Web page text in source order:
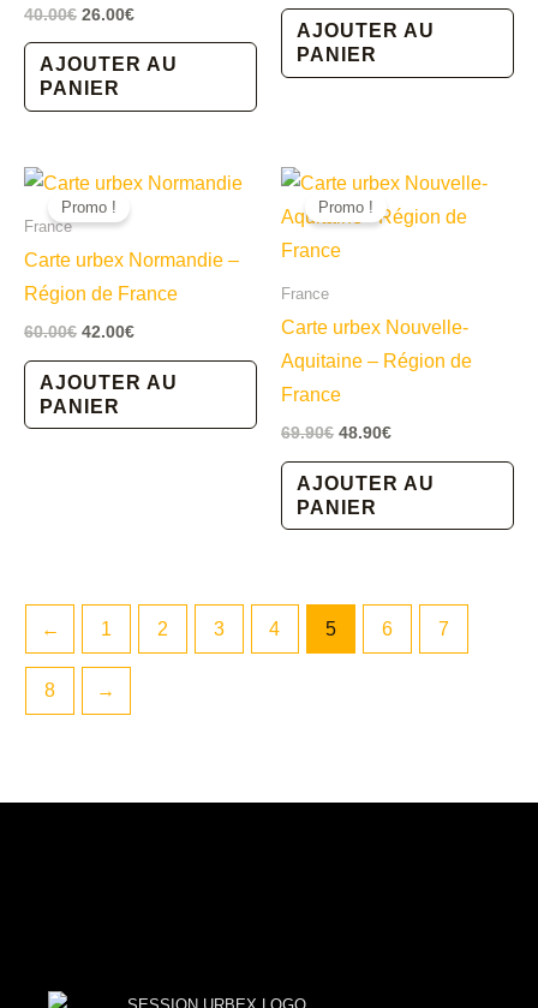
40.00€ Le
initial
était :
40.00€.
26.00€Le
actuel
AJOUTER AU
PANIER
AJOUTER AU
PANIER
Promo !
France
Carte urbex Normandie –
Région de France
60.00€ Le
initial
était :
60.00€.
42.00€Le
actuel
est :
AJOUTER AU
PANIER
Promo !
France
Carte urbex Nouvelle-
Aquitaine – Région de
France
69.90€ Le
initial
était :
69.90€.
48.90€Le
actuel
est :
AJOUTER AU
PANIER
← 1 2 3 4 5 6 7
8 →